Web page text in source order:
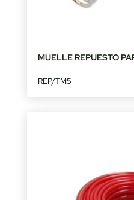
MUELLE REPUESTO
REP/TM5